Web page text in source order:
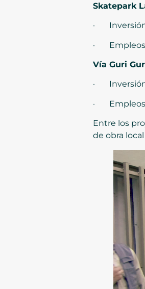
Skatepark
· Inversión:
· Empleos
Vía Guri
· Inversión:
· Empleos
Entre los
de obra